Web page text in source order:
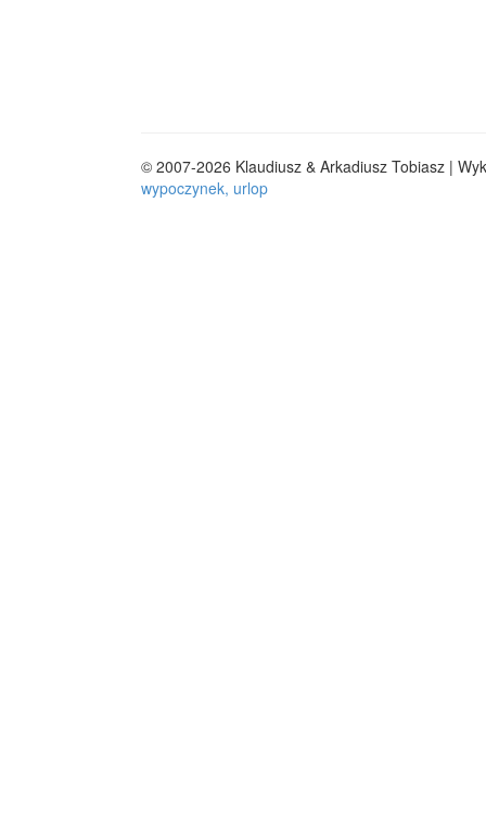
© 2007-2026 Klaudiusz & Arkadiusz Tobiasz |
wypoczynek, urlop